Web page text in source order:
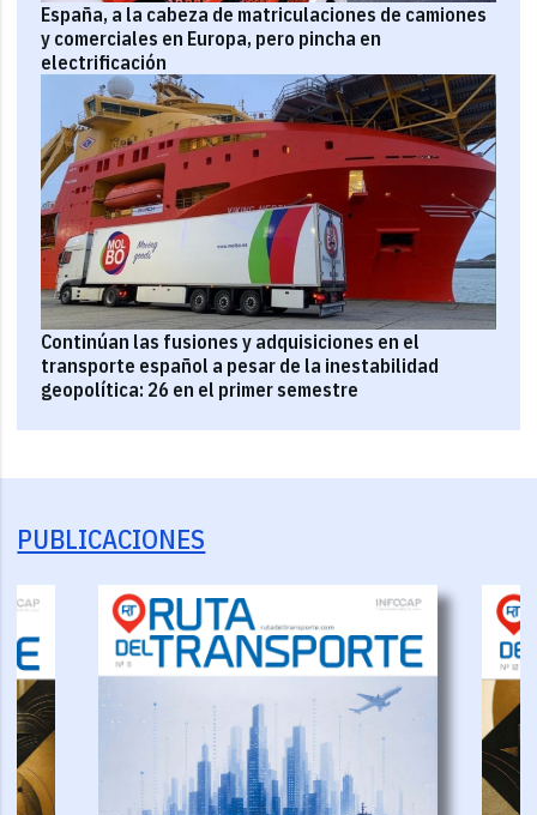
España, a la cabeza de matriculaciones de camiones
y comerciales en Europa, pero pincha en
electrificación
Continúan las fusiones y adquisiciones en el
transporte español a pesar de la inestabilidad
geopolítica: 26 en el primer semestre
PUBLICACIONES